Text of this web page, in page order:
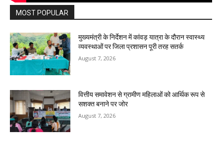
MOST POPULAR
मुख्यमंत्री के निर्देशन में कांवड़ यात्रा के दौरान स्वास्थ्य
व्यवस्थाओं पर जिला प्रशासन पूरी तरह सतर्क
August 7, 2026
वित्तीय समावेशन से ग्रामीण महिलाओं को आर्थिक रूप से
सशक्त बनाने पर जोर
August 7, 2026